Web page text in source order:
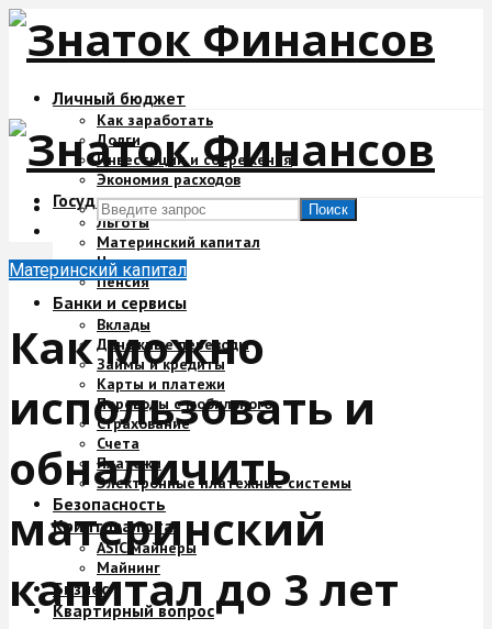
Личный бюджет
Как заработать
Долги
Инвестиции и сбережения
Экономия расходов
Государство и деньги
Льготы
Материнский капитал
Налоги
Пенсия
Банки и сервисы
Вклады
Денежные переводы
Займы и кредиты
Карты и платежи
Переводы с мобильного
Страхование
Счета
Платежи
Электронные платежные системы
Безопасность
Криптовалюта
ASIC майнеры
Майнинг
Бизнес
Квартирный вопрос
Поиск
Материнский капитал
Как можно
использовать и
обналичить
материнский
капитал до 3 лет